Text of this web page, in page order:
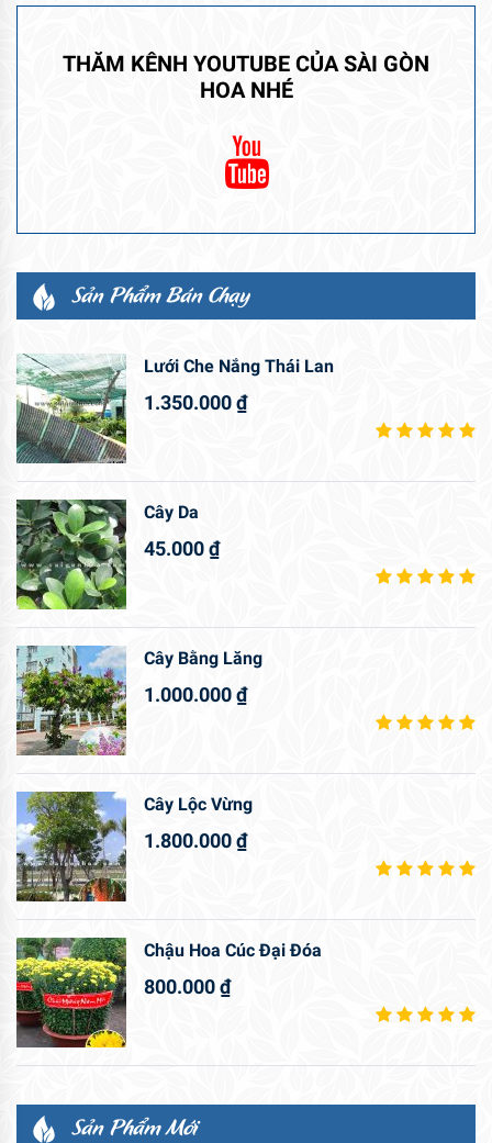
THĂM KÊNH YOUTUBE CỦA SÀI GÒN
HOA NHÉ
Sản Phẩm Bán Chạy
Lưới Che Nắng Thái Lan
1.350.000₫
Cây Da
45.000₫
Cây Bằng Lăng
1.000.000₫
Cây Lộc Vừng
1.800.000₫
Chậu Hoa Cúc Đại Đóa
800.000₫
Sản Phẩm Mới